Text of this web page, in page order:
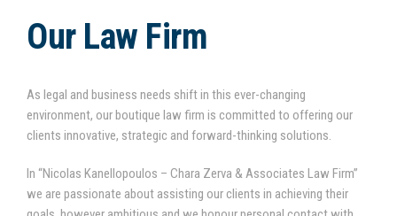
Our Law Firm
As legal and business needs shift in this ever-changing
environment, our boutique law firm is committed to offering our
clients innovative, strategic and forward-thinking solutions.
In “Nicolas Kanellopoulos – Chara Zerva & Associates Law Firm”
we are passionate about assisting our clients in achieving their